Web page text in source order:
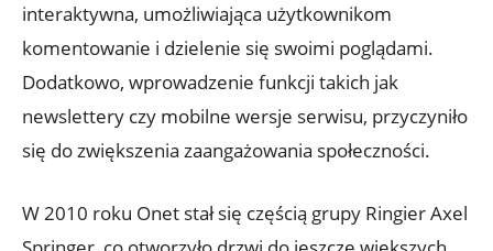
interaktywna, umożliwiająca użytkownikom
komentowanie i dzielenie się swoimi poglądami.
Dodatkowo, wprowadzenie funkcji takich jak
newslettery czy mobilne wersje serwisu, przyczyniło
się do zwiększenia zaangażowania społeczności.
W 2010 roku Onet stał się częścią grupy Ringier Axel